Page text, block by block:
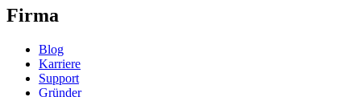
Firma
Blog
Karriere
Support
Gründer